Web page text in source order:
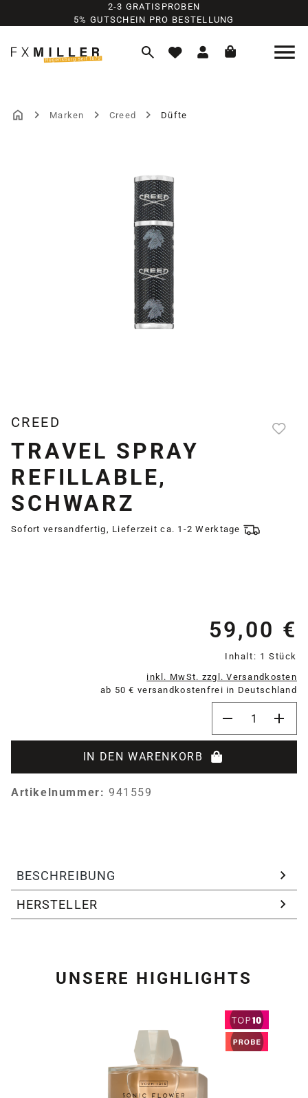
Zum Hauptinhalt springen
2-3 GRATISPROBEN
5% GUTSCHEIN PRO BESTELLUNG
Marken Creed Düfte
Bildergalerie überspringen
CREED
TRAVEL SPRAY
REFILLABLE,
SCHWARZ
Sofort versandfertig, Lieferzeit ca. 1-2 Werktage
59,00 €
Inhalt: 1 Stück
inkl. MwSt. zzgl. Versandkosten
ab 50 € versandkostenfrei in Deutschland
IN DEN WARENKORB
Artikelnummer: 941559
BESCHREIBUNG
HERSTELLER
UNSERE HIGHLIGHTS